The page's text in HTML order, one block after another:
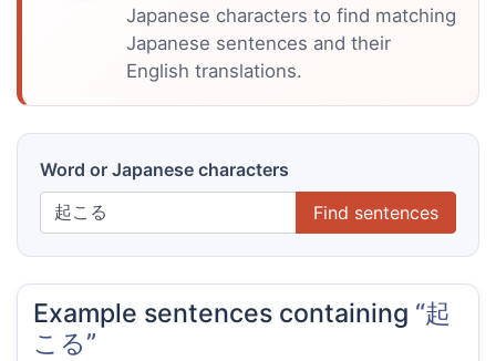
Japanese characters to find matching
Japanese sentences and their
English translations.
Word or Japanese characters
Find sentences
Example sentences containing “起
こる”